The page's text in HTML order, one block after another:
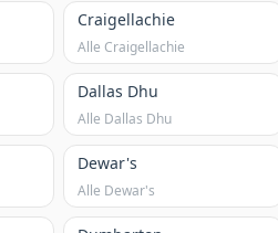
Craigellachie
Alle Craigellachie
Dallas Dhu
Alle Dallas Dhu
Dewar's
Alle Dewar's